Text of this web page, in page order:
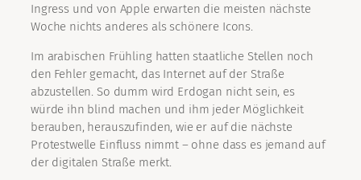
Ingress und von Apple erwarten die meisten nächste
Woche nichts anderes als schönere Icons.
Im arabischen Frühling hatten staatliche Stellen noch
den Fehler gemacht, das Internet auf der Straße
abzustellen. So dumm wird Erdogan nicht sein, es
würde ihn blind machen und ihm jeder Möglichkeit
berauben, herauszufinden, wie er auf die nächste
Protestwelle Einfluss nimmt – ohne dass es jemand auf
der digitalen Straße merkt.